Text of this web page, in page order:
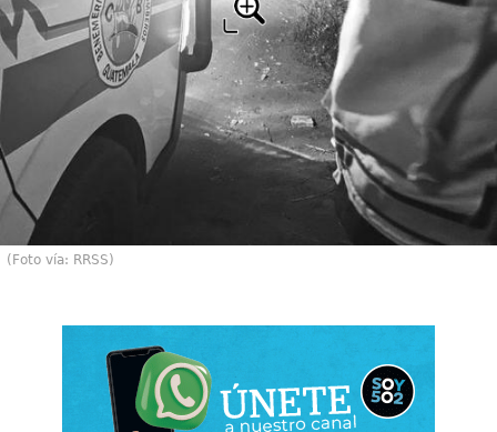
(Foto vía: RRSS)